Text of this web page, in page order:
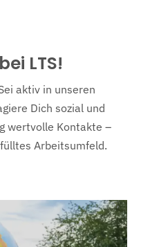
LTS!
aktiv in unseren
Dich sozial und
wertvolle Kontakte –
Arbeitsumfeld.
Grünen